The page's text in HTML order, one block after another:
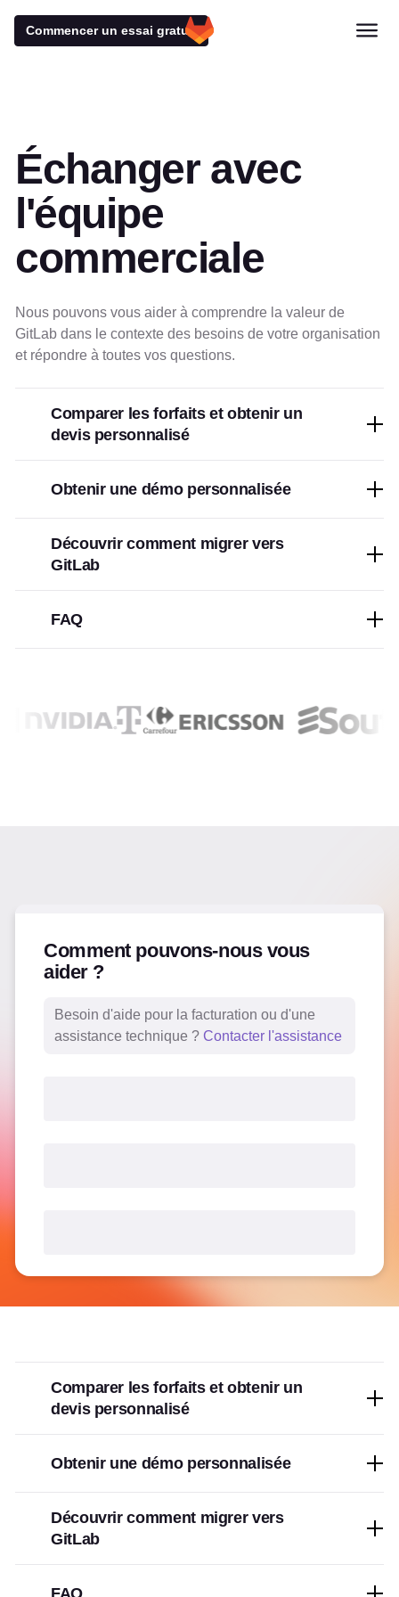
Commencer un essai gratuit
Échanger avec
l'équipe
commerciale
Nous pouvons vous aider à comprendre la valeur de
GitLab dans le contexte des besoins de votre organisation
et répondre à toutes vos questions.
Comparer les forfaits et obtenir un
devis personnalisé
Obtenir une démo personnalisée
Découvrir comment migrer vers
GitLab
FAQ
Comment pouvons-nous vous
aider ?
Besoin d'aide pour la facturation ou d'une
assistance technique ? Contacter l'assistance
Comparer les forfaits et obtenir un
devis personnalisé
Obtenir une démo personnalisée
Découvrir comment migrer vers
GitLab
FAQ